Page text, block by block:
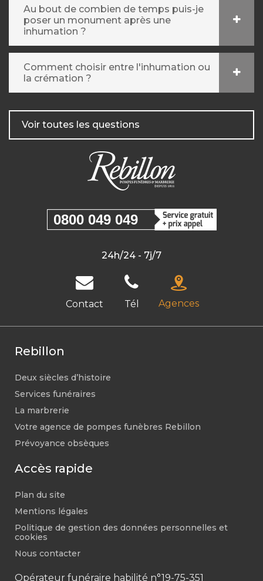
Au bout de combien de temps puis-je
poser un monument après une
inhumation ?
Comment choisir entre l'inhumation ou
la crémation ?
Voir toutes les questions
0800 049 049
24h/24 - 7j/7
Contact Tél Agences
Rebillon
Deux siècles d’histoire
Services funéraires
La marbrerie
Votre agence de pompes funèbres Rebillon
Prévoyance obsèques
Accès rapide
Plan du site
Mentions légales
Politique de gestion des données personnelles et
cookies
Nous contacter
Opérateur funéraire habilité n°19-75-351